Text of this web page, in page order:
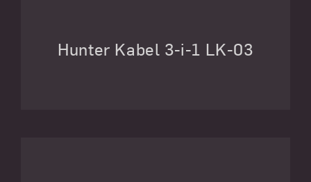
Hunter Kabel 3-i-1 LK-03